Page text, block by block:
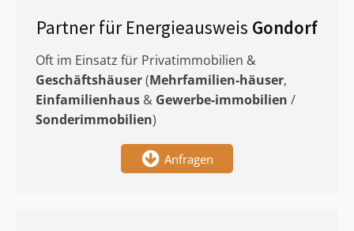
Partner für Energieausweis Gondorf
Oft im Einsatz für Privatimmobilien &
Geschäftshäuser(Mehrfamilien-häuser,
Einfamilienhaus & Gewerbe-immobilien /
Sonderimmobilien)
Anfragen